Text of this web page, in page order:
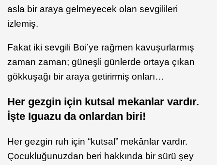
asla bir araya gelmeyecek olan sevgilileri
izlemiş.
Fakat iki sevgili Boi’ye rağmen kavuşurlarmış
zaman zaman; güneşli günlerde ortaya çıkan
gökkuşağı bir araya getirirmiş onları…
Her gezgin için kutsal mekanlar vardır.
İşte Iguazu da onlardan biri!
Her gezgin ruh için “kutsal” mekânlar vardır.
Çocukluğunuzdan beri hakkında bir sürü şey